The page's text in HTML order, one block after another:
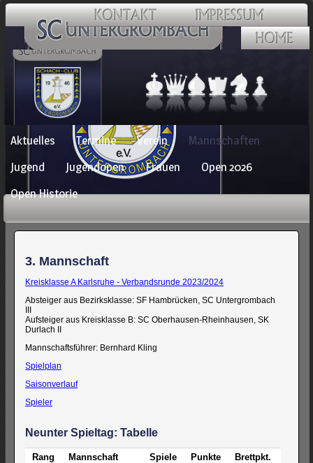
Navigation
überspringen
Aktuelles Termine Verein
Mannschaften
Jugend
Jugendopen Frauen
Open 2026
Open Historie
3. Mannschaft
Kreisklasse A Karlsruhe - Verbandsrunde 2023/2024
Absteiger aus Bezirksklasse: SF Hambrücken, SC Untergrombach
Aufsteiger aus Kreisklasse B: SC Oberhausen-Rheinhausen, SK
Durlach II
Mannschaftsführer: Bernhard Kling
Spielplan
Saisonverlauf
Spieler
Neunter Spieltag: Tabelle
Rang Mannschaft Spiele Punkte Brettpkt.